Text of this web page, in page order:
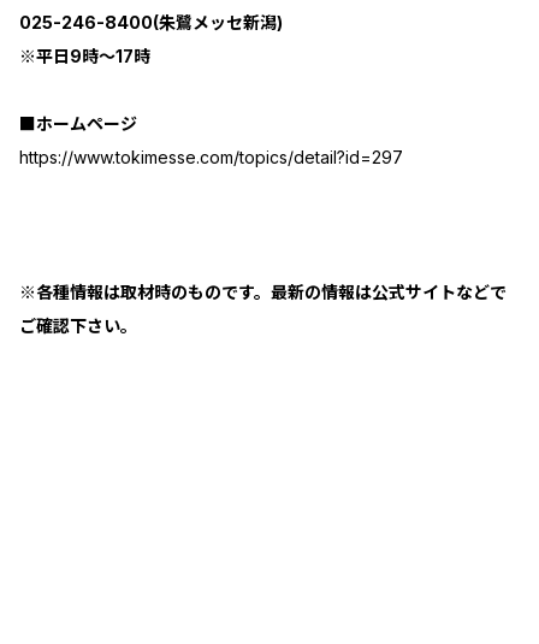
025-246-8400(朱鷺メッセ新潟)
※平日9時～17時
■ホームページ
https://www.tokimesse.com/topics/detail?id=297
※各種情報は取材時のものです。最新の情報は公式サイトなどで
ご確認下さい。